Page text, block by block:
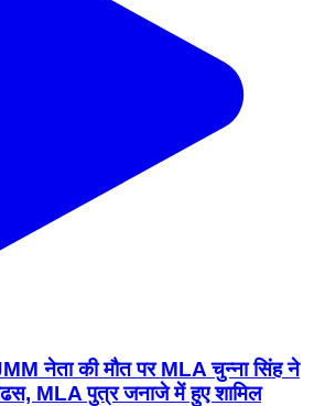
नेता की मौत पर MLA चुन्ना सिंह ने
MLA पुत्र जनाजे में हुए शामिल